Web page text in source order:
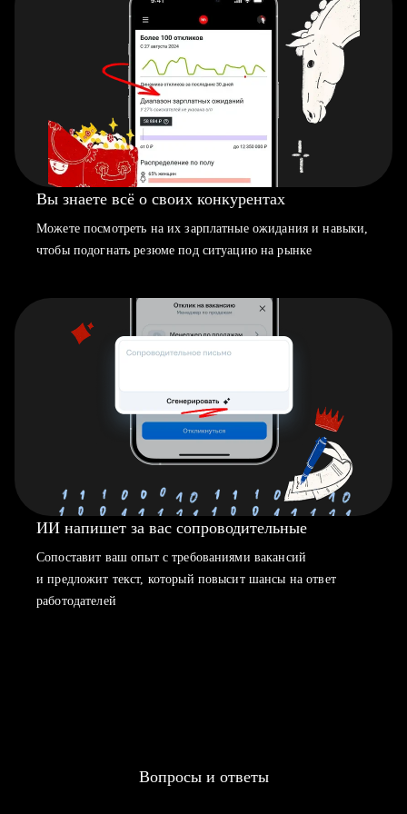
Вы знаете всё о своих конкурентах
Можете посмотреть на их зарплатные ожидания и навыки,
чтобы подогнать резюме под ситуацию на рынке
ИИ напишет за вас сопроводительные
Сопоставит ваш опыт с требованиями вакансий
и предложит текст, который повысит шансы на ответ
работодателей
Вопросы и ответы